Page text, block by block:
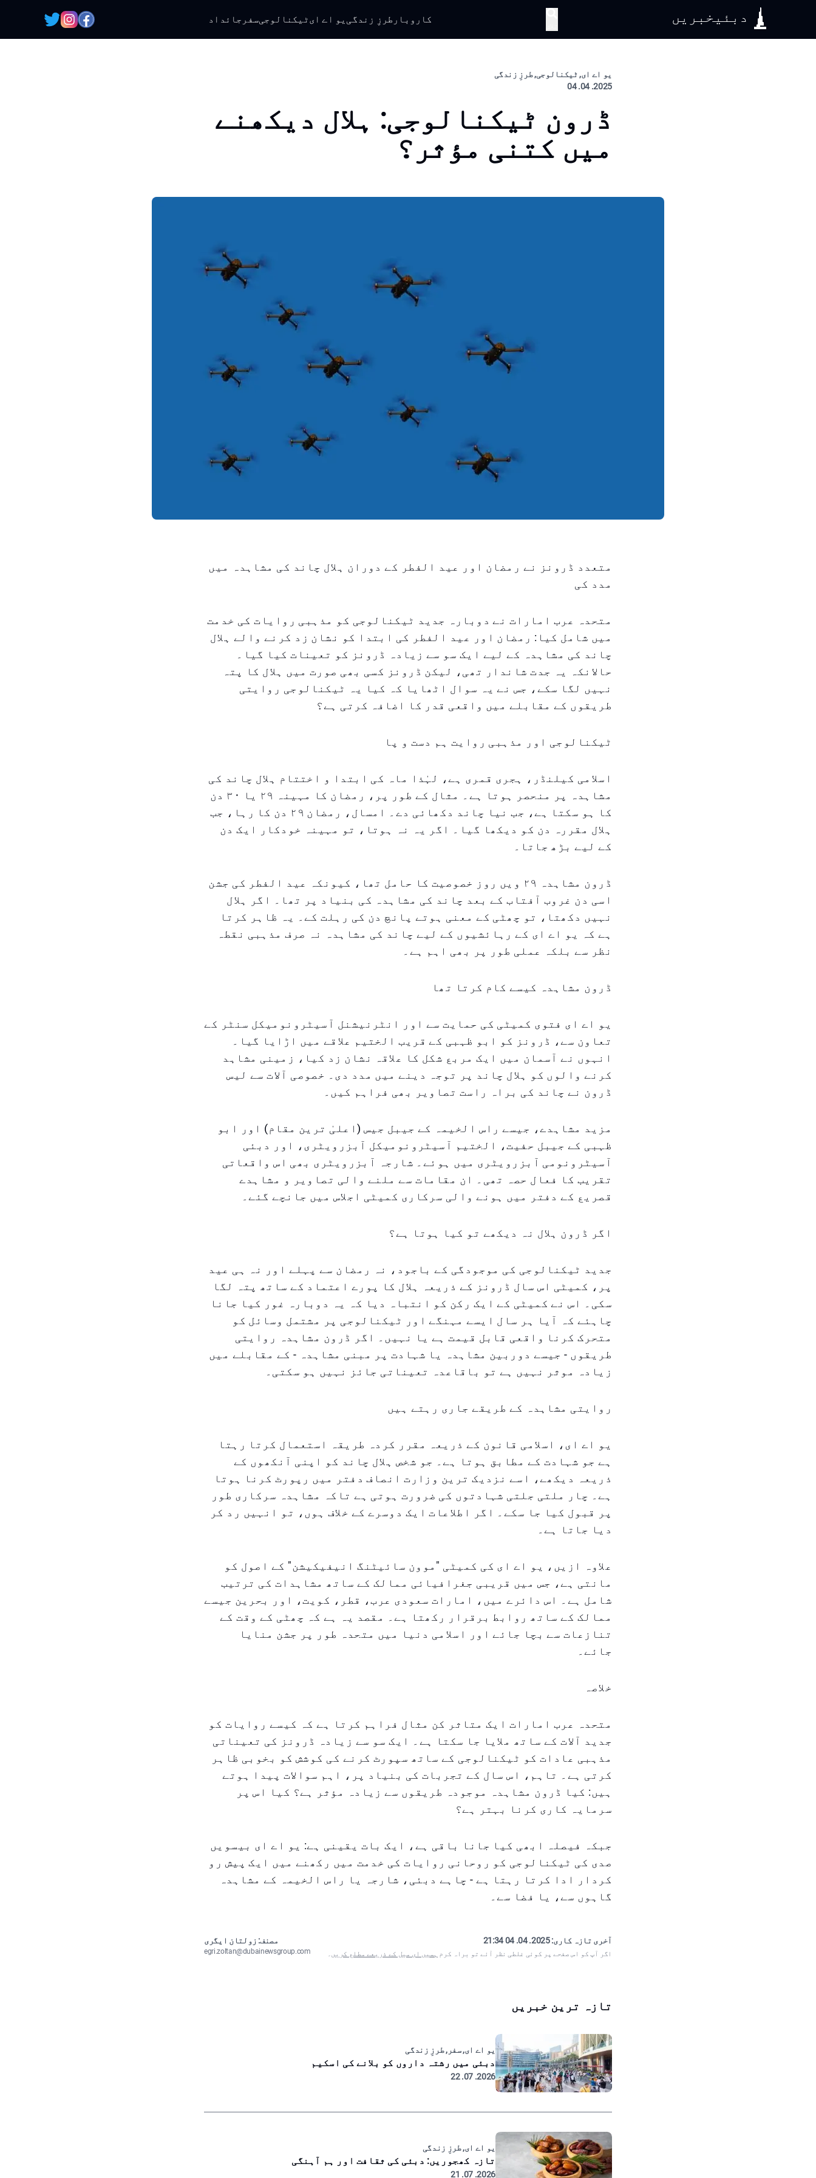
دبئیخبریں کاروبار طرزِ زندگی یو اے ایٹیکنالوجیسفر جائداد
یو اے ای, ٹیکنالوجی, طرزِ زندگی
2025. 04. 04
ڈرون ٹیکنالوجی: ہلال دیکھنے
میں کتنی مؤثر؟
متعدد ڈرونز نے رمضان اور عید الفطر کے دوران ہلال چاند کی مشاہدہ میں
مدد کی
متحدہ عرب امارات نے دوبارہ جدید ٹیکنالوجی کو مذہبی روایات کی خدمت
میں شامل کیا: رمضان اور عید الفطر کی ابتدا کو نشان زد کرنے والے ہلال
چاند کی مشاہدہ کے لیے ایک سو سے زیادہ ڈرونز کو تعینات کیا گیا۔
حالانکہ یہ جدت شاندار تھی، لیکن ڈرونز کسی بھی صورت میں ہلال کا پتہ
نہیں لگا سکے، جس نے یہ سوال اٹھایا کہ کیا یہ ٹیکنالوجی روایتی
طریقوں کے مقابلے میں واقعی قدر کا اضافہ کرتی ہے؟
ٹیکنالوجی اور مذہبی روایت ہم دست و پا
اسلامی کیلنڈر، ہجری قمری ہے، لہٰذا ماہ کی ابتدا و اختتام ہلال چاند کی
مشاہدہ پر منحصر ہوتا ہے۔ مثال کے طور پر، رمضان کا مہینہ ۲۹ یا ۳۰ دن
کا ہو سکتا ہے، جب نیا چاند دکھائی دے۔ امسال، رمضان ۲۹ دن کا رہا، جب
ہلال مقررہ دن کو دیکھا گیا۔ اگر یہ نہ ہوتا، تو مہینہ خودکار ایک دن
کے لیے بڑھ جاتا۔
ڈرون مشاہدہ ۲۹ ویں روز خصوصیت کا حامل تھا، کیونکہ عید الفطر کی جشن
اسی دن غروب آفتاب کے بعد چاند کی مشاہدہ کی بنیاد پر تھا۔ اگر ہلال
نہیں دکھتا، تو چھٹی کے معنی ہوتے پانچ دن کی رہلت کے۔ یہ ظاہر کرتا
ہے کہ یو اے ای کے رہائشیوں کے لیے چاند کی مشاہدہ نہ صرف مذہبی نقطہ
نظر سے بلکہ عملی طور پر بھی اہم ہے۔
ڈرون مشاہدہ کیسے کام کرتا تھا
یو اے ای فتوی کمیٹی کی حمایت سے اور انٹرنیشنل آسیٹرونومیکل سنٹر کے
تعاون سے، ڈرونز کو ابو ظہبی کے قریب الختیم علاقے میں اڑایا گیا۔
انہوں نے آسمان میں ایک مربع شکل کا علاقہ نشان زد کیا، زمینی مشاہد
کرنے والوں کو ہلال چاند پر توجہ دینے میں مدد دی۔ خصوصی آلات سے لیس
ڈرون نے چاند کی براہ راست تصاویر بھی فراہم کیں۔
مزید مشاہدے، جیسے راس الخیمہ کے جیبل جیس (اعلیٰ ترین مقام) اور ابو
ظہبی کے جیبل حفیت، الختیم آسیٹرونومیکل آبزرویٹری، اور دبئی
آسیٹرونومی آبزرویٹری میں ہوئے۔ شارجہ آبزرویٹری بھی اس واقعاتی
تقریب کا فعال حصہ تھی۔ ان مقامات سے ملنے والی تصاویر و مشاہدے
قصریع کے دفتر میں ہونے والی سرکاری کمیٹی اجلاس میں جانچے گئے۔
اگر ڈرون ہلال نہ دیکھے تو کیا ہوتا ہے؟
جدید ٹیکنالوجی کی موجودگی کے باجود، نہ رمضان سے پہلے اور نہ ہی عید
پر، کمیٹی اس سال ڈرونز کے ذریعہ ہلال کا پورے اعتماد کے ساتھ پتہ لگا
سکی۔ اس نے کمیٹی کے ایک رکن کو انتباہ دیا کہ یہ دوبارہ غور کیا جانا
چاہئے کہ آیا ہر سال ایسے مہنگے اور ٹیکنالوجی پر مشتمل وسائل کو
متحرک کرنا واقعی قابل قیمت ہے یا نہیں۔ اگر ڈرون مشاہدہ روایتی
طریقوں - جیسے دوربین مشاہدہ یا شہادت پر مبنی مشاہدہ - کے مقابلے میں
زیادہ موثر نہیں ہے تو باقاعدہ تعیناتی جائز نہیں ہو سکتی۔
روایتی مشاہدہ کے طریقے جاری رہتے ہیں
یو اے ای، اسلامی قانون کے ذریعہ مقرر کردہ طریقہ استعمال کرتا رہتا
ہے جو شہادت کے مطابق ہوتا ہے۔ جو شخص ہلال چاند کو اپنی آنکھوں کے
ذریعہ دیکھے، اسے نزدیک ترین وزارت انصاف دفتر میں رپورٹ کرنا ہوتا
ہے۔ چار ملتی جلتی شہادتوں کی ضرورت ہوتی ہے تاکہ مشاہدہ سرکاری طور
پر قبول کیا جا سکے۔ اگر اطلاعات ایک دوسرے کے خلاف ہوں، تو انہیں رد کر
دیا جاتا ہے۔
علاوہ ازیں، یو اے ای کی کمیٹی "موون سائیٹنگ انیفیکیشن" کے اصول کو
مانتی ہے، جس میں قریبی جغرافیائی ممالک کے ساتھ مشاہدات کی ترتیب
شامل ہے۔ اس دائرے میں، امارات سعودی عرب، قطر، کویت، اور بحرین جیسے
ممالک کے ساتھ روابط برقرار رکھتا ہے۔ مقصد یہ ہے کہ چھٹی کے وقت کے
تنازعات سے بچا جائے اور اسلامی دنیا میں متحدہ طور پر جشن منایا
جائے۔
خلاصہ
متحدہ عرب امارات ایک متاثر کن مثال فراہم کرتا ہے کہ کیسے روایات کو
جدید آلات کے ساتھ ملایا جا سکتا ہے۔ ایک سو سے زیادہ ڈرونز کی تعیناتی
مذہبی عادات کو ٹیکنالوجی کے ساتھ سپورٹ کرنے کی کوشش کو بخوبی ظاہر
کرتی ہے۔ تاہم، اس سال کے تجربات کی بنیاد پر، اہم سوالات پیدا ہوتے
ہیں: کیا ڈرون مشاہدہ موجودہ طریقوں سے زیادہ مؤثر ہے؟ کیا اس پر
سرمایہ کاری کرنا بہتر ہے؟
جبکہ فیصلہ ابھی کیا جانا باقی ہے، ایک بات یقینی ہے: یو اے ای بیسویں
صدی کی ٹیکنالوجی کو روحانی روایات کی خدمت میں رکھنے میں ایک پیش رو
کردار ادا کرتا رہتا ہے - چاہے دبئی، شارجہ یا راس الخیمہ کے مشاہدہ
گاہوں سے، یا فضا سے۔
آخری تازہ کاری:2025. 04. 04 21:34
اگر آپ کو اس صفحے پر کوئی غلطی نظر آئے تو براہ کرم ہمیں ای میل کے ذریعے مطلع کریں۔
مصنف: زولتان ایگری
egri.zoltan@dubainewsgroup.com
تازہ ترین خبریں
یو اے ای, سفر, طرزِ زندگی
دبئی میں رشتہ داروں کو بلانے کی اسکیم
2026. 07. 22
یو اے ای, طرزِ زندگی
تازہ کھجوریں: دبئی کی ثقافت اور ہم آہنگی
2026. 07. 21